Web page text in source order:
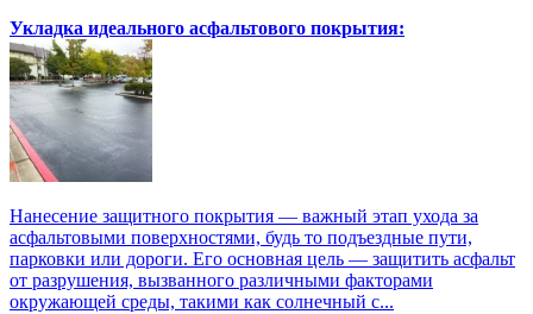
Укладка идеального асфальтового покрытия:
Нанесение защитного покрытия — важный этап ухода за
асфальтовыми поверхностями, будь то подъездные пути,
парковки или дороги. Его основная цель — защитить асфальт
от разрушения, вызванного различными факторами
окружающей среды, такими как солнечный с...